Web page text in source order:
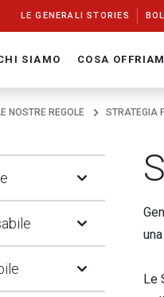
LE GENERALI STORIES
SIAMO COSA
NOSTRE REGOLE STRATEGIA
Open Submenu
Open Submenu
Open Submenu Le